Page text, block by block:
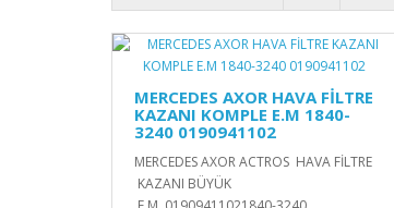
MERCEDES AXOR HAVA FİLTRE
KAZANI KOMPLE E.M 1840-
3240 0190941102
MERCEDES AXOR ACTROS HAVA FİLTRE
KAZANI BÜYÜK